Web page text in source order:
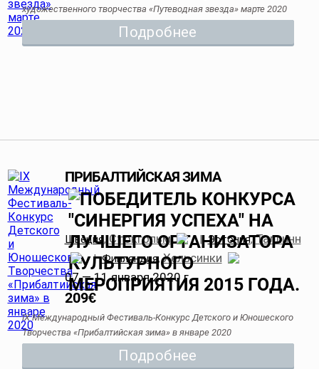
художественного творчества «Путеводная звезда» марте 2020
Подробнее
ПРИБАЛТИЙСКАЯ ЗИМА
Швеция,Стокгольм |Эстония,Таллинн
|Финляндия,Хельсинки
07 — 11 января 2020 г.
209€
IX Международный Фестиваль-Конкурс Детского и Юношеского
Творчества «Прибалтийская зима» в январе 2020
Подробнее